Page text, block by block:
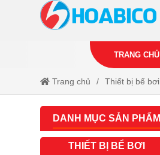
TRANG CHỦ
Trang chủ Thiết bị bể bơi
DANH MỤC SẢN PHẨM
THIẾT BỊ BỂ BƠI